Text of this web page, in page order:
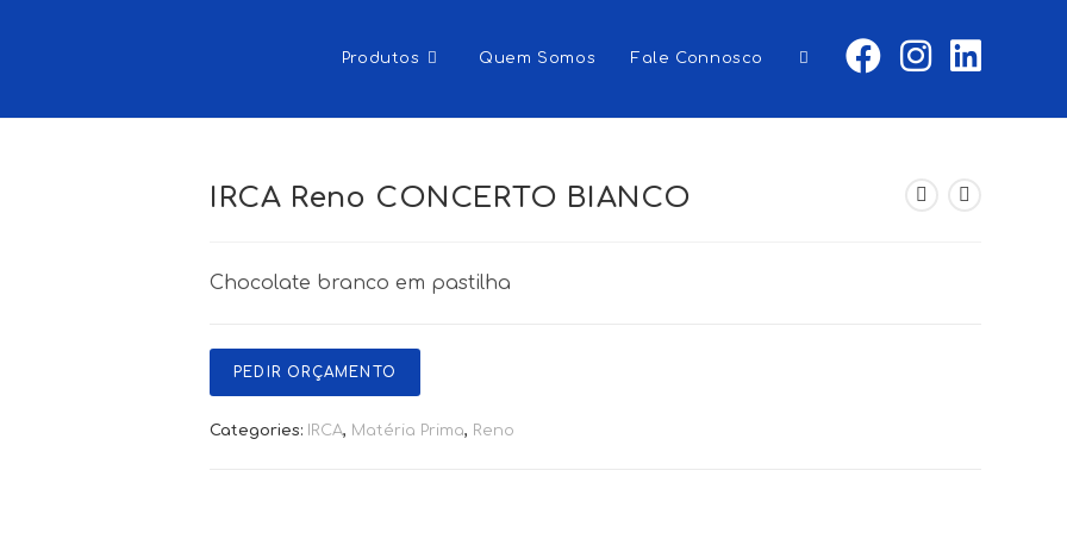
Produtos Quem Somos Fale Connosco Toggle
IRCA Reno CONCERTO BIANCO
Chocolate branco em pastilha
PEDIR ORÇAMENTO
Categories: IRCA, Matéria Prima, Reno